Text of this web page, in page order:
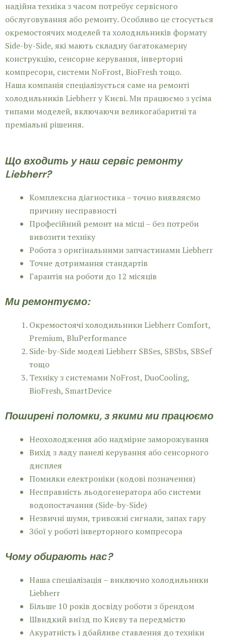
надійна техніка з часом потребує сервісного
обслуговування або ремонту. Особливо це стосується
окремостоячих моделей та холодильників формату
Side-by-Side, які мають складну багатокамерну
конструкцію, сенсорне керування, інверторні
компресори, системи NoFrost, BioFresh тощо.
Наша компанія спеціалізується саме на ремонті
холодильників Liebherr у Києві. Ми працюємо з усіма
типами моделей, включаючи великогабаритні та
преміальні рішення.
Що входить у наш сервіс ремонту
Liebherr?
Комплексна діагностика – точно виявляємо
причину несправності
Професійний ремонт на місці – без потреби
вивозити техніку
Робота з оригінальними запчастинами Liebherr
Точне дотримання стандартів
Гарантія на роботи до 12 місяців
Ми ремонтуємо:
Окремостоячі холодильники Liebherr Comfort,
Premium, BluPerformance
Side-by-Side моделі Liebherr SBSes, SBSbs, SBSef
тощо
Техніку з системами NoFrost, DuoCooling,
BioFresh, SmartDevice
Поширені поломки, з якими ми працюємо
Неохолодження або надмірне заморожування
Вихід з ладу панелі керування або сенсорного
дисплея
Помилки електроніки (кодові позначення)
Несправність льодогенератора або системи
водопостачання (Side-by-Side)
Незвичні шуми, тривожні сигнали, запах гару
Збої у роботі інверторного компресора
Чому обирають нас?
Наша спеціалізація – виключно холодильники
Liebherr
Більше 10 років досвіду роботи з брендом
Швидкий виїзд по Києву та передмістю
Акуратність і дбайливе ставлення до техніки